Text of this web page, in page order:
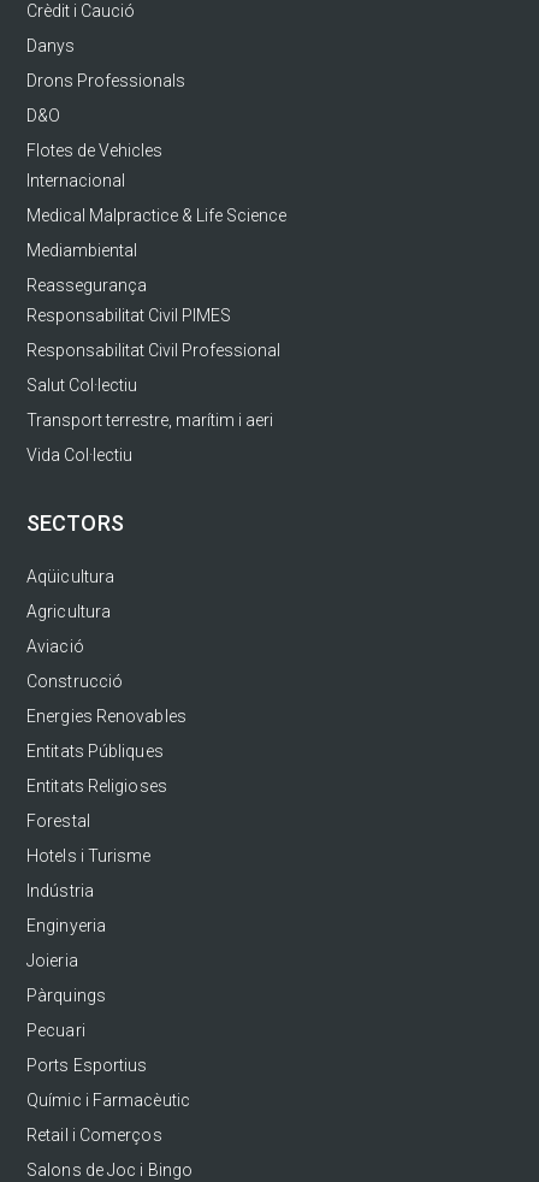
Crèdit i Caució
Danys
Drons Professionals
D&O
Flotes de Vehicles
Internacional
Medical Malpractice & Life Science
Mediambiental
Reassegurança
Responsabilitat Civil PIMES
Responsabilitat Civil Professional
Salut Col·lectiu
Transport terrestre, marítim i aeri
Vida Col·lectiu
SECTORS
Aqüicultura
Agricultura
Aviació
Construcció
Energies Renovables
Entitats Públiques
Entitats Religioses
Forestal
Hotels i Turisme
Indústria
Enginyeria
Joieria
Pàrquings
Pecuari
Ports Esportius
Químic i Farmacèutic
Retail i Comerços
Salons de Joc i Bingo